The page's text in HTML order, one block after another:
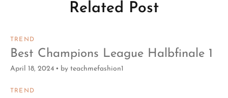
Related Post
TREND
Best Champions League Halbfinale 1
April 18, 2024 by teachmefashion1
TREND